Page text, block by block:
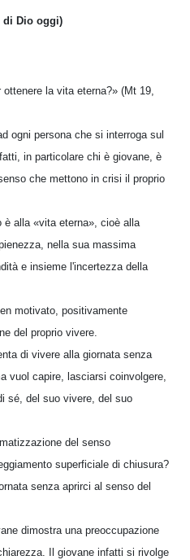
di Dio oggi)
la vita eterna?» (Mt 19,
ogni persona che si interroga sul
in particolare chi è giovane, è
che mettono in crisi il proprio
è alla «vita eterna», cioè alla
nella sua massima
e insieme l'incertezza della
motivato, positivamente
del proprio vivere.
di vivere alla giornata senza
vuol capire, lasciarsi coinvolgere,
sé, del suo vivere, del suo
del senso
superficiale di chiusura?
senza aprirci al senso del
dimostra una preoccupazione
Il giovane infatti si rivolge